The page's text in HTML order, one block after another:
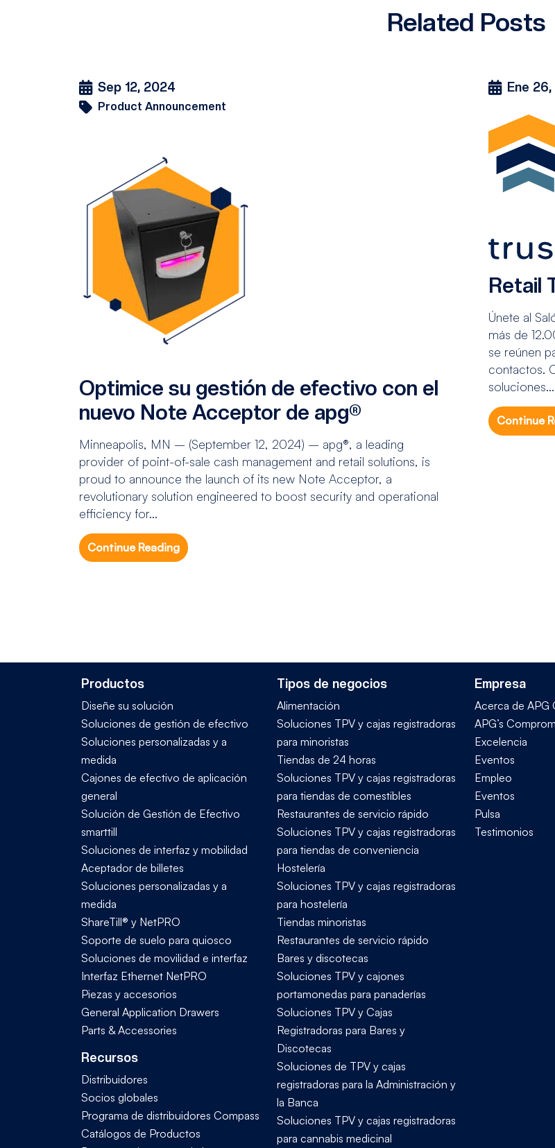
Related Posts
Sep 12, 2024
Product Announcement
Optimice su gestión de efectivo con el
nuevo Note Acceptor de apg®
Minneapolis, MN – (September 12, 2024) – apg®, a leading
provider of point-of-sale cash management and retail solutions, is
proud to announce the launch of its new Note Acceptor, a
revolutionary solution engineered to boost security and operational
efficiency for...
Continue Reading
Ene
Retail
Únete al
más de
se reúnen
contactos.
soluciones...
Continue
Productos
Diseñe su solución
Soluciones de gestión de efectivo
Soluciones personalizadas y a
medida
Cajones de efectivo de aplicación
general
Solución de Gestión de Efectivo
smarttill
Soluciones de interfaz y mobilidad
Aceptador de billetes
Soluciones personalizadas y a
medida
ShareTill® y NetPRO
Soporte de suelo para quiosco
Soluciones de movilidad e interfaz
Interfaz Ethernet NetPRO
Piezas y accesorios
General Application Drawers
Parts & Accessories
Recursos
Distribuidores
Socios globales
Programa de distribuidores Compass
Catálogos de Productos
Tipos de negocios
Alimentación
Soluciones TPV y cajas registradoras
para minoristas
Tiendas de 24 horas
Soluciones TPV y cajas registradoras
para tiendas de comestibles
Restaurantes de servicio rápido
Soluciones TPV y cajas registradoras
para tiendas de conveniencia
Hostelería
Soluciones TPV y cajas registradoras
para hostelería
Tiendas minoristas
Restaurantes de servicio rápido
Bares y discotecas
Soluciones TPV y cajones
portamonedas para panaderías
Soluciones TPV y Cajas
Registradoras para Bares y
Discotecas
Soluciones de TPV y cajas
registradoras para la Administración y
la Banca
Soluciones TPV y cajas registradoras
para cannabis medicinal
Empresa
Acerca de APG
APG’s
Excelencia
Eventos
Empleo
Eventos
Pulsa
Testimonios